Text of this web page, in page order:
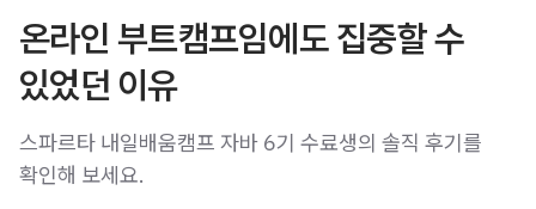
온라인 부트캠프임에도 집중할 수
있었던 이유
스파르타 내일배움캠프 자바 6기 수료생의 솔직 후기를
확인해 보세요.